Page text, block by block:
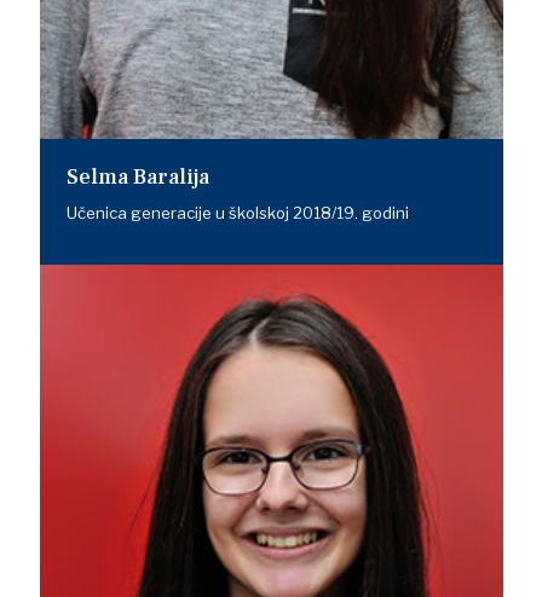
Selma Baralija
Učenica generacije u školskoj 2018/19. godini